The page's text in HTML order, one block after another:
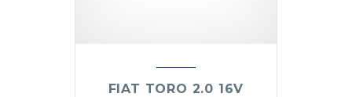
FIAT TORO 2.0 16V